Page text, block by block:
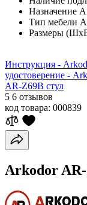
Назначение
Тип мебели
Размеры
Инструкция -
удостоверение -
AR-Z69B стул
5 6 отзывов
код товара: 000839
Arkodor